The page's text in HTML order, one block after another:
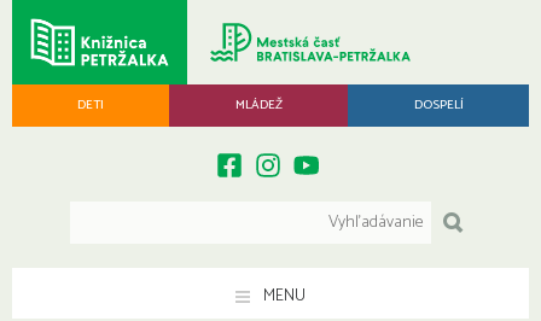
DETI MLÁDEŽ DOSPELÍ
MENU